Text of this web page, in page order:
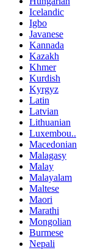
Icelandic
Igbo
Javanese
Kannada
Kazakh
Khmer
Kurdish
Kyrgyz
Latin
Latvian
Lithuanian
Luxembou..
Macedonian
Malagasy
Malay
Malayalam
Maltese
Maori
Marathi
Mongolian
Burmese
Nepali